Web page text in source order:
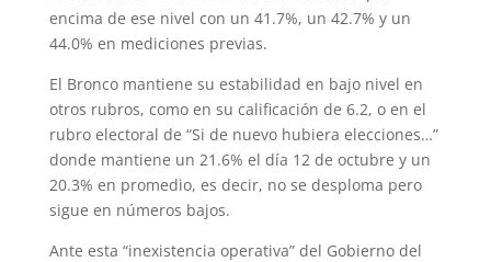
encima de ese nivel con un 41.7%, un 42.7% y un
44.0% en mediciones previas.
El Bronco mantiene su estabilidad en bajo nivel en
otros rubros, como en su calificación de 6.2, o en el
rubro electoral de “Si de nuevo hubiera elecciones…”
donde mantiene un 21.6% el día 12 de octubre y un
20.3% en promedio, es decir, no se desploma pero
sigue en números bajos.
Ante esta “inexistencia operativa” del Gobierno del